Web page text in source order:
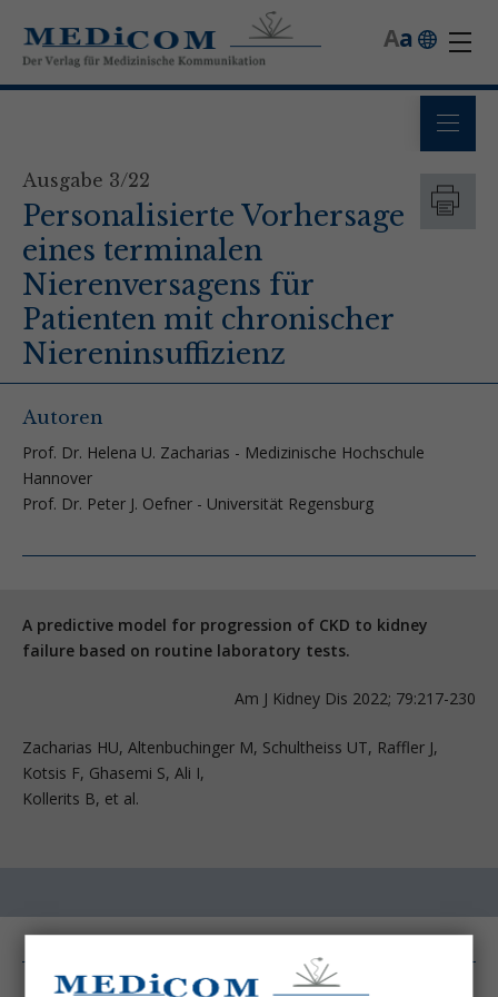
a
A
Ausgabe 3/22
Personalisierte Vorhersage
eines terminalen
Nierenversagens für
Patienten mit chronischer
Niereninsuffizienz
Autoren
Prof. Dr. Helena U. Zacharias - Medizinische Hochschule
Hannover
Prof. Dr. Peter J. Oefner - Universität Regensburg
A predictive model for progression of CKD to kidney
failure based on routine laboratory tests.
Am J Kidney Dis 2022; 79:217-230
Zacharias HU, Altenbuchinger M, Schultheiss UT, Raffler J,
Kotsis F, Ghasemi S, Ali I,
Kollerits B, et al.